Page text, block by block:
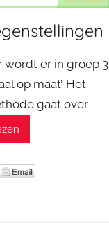
wordt er in groep 3
op maat’. Het
gaat over